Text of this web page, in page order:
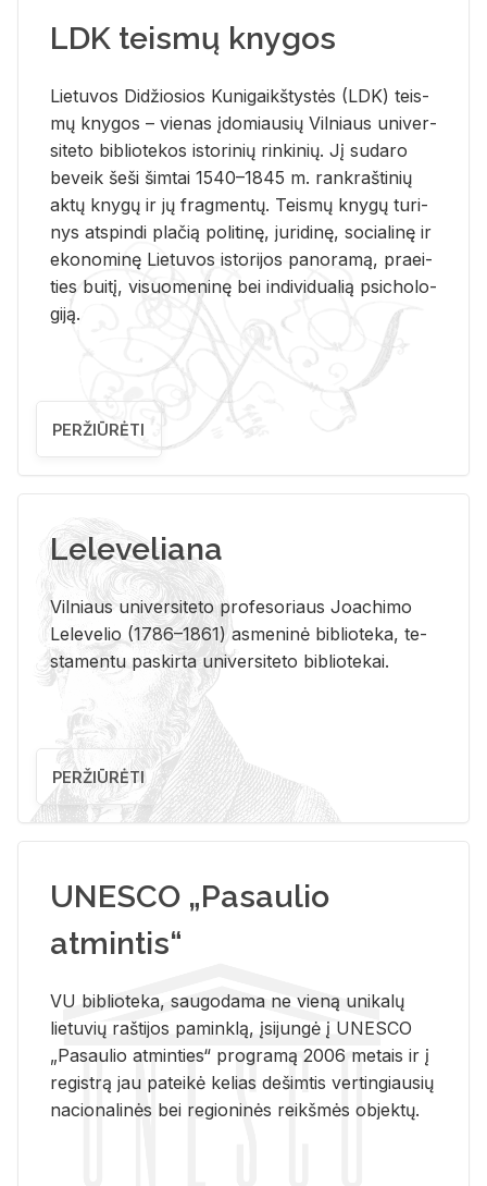
LDK teismų knygos
Lie­tu­vos Di­džio­sios Ku­ni­gaikš­tys­tės (LDK) teis­
mų kny­gos – vie­nas įdo­miau­sių Vil­niaus uni­ver­
si­te­to bi­b­lio­te­kos is­to­ri­nių rin­ki­nių. Jį su­da­ro
be­veik šeši šim­tai 1540–1845 m. rank­raš­ti­nių
aktų kny­gų ir jų frag­men­tų. Teis­mų kny­gų tu­ri­
nys at­spin­di pla­čią po­li­ti­nę, ju­ri­di­nę, so­cia­li­nę ir
eko­no­mi­nę Lie­tu­vos is­to­ri­jos pa­no­ra­mą, pra­ei­
ties bui­tį, vi­suo­me­ni­nę bei in­di­vi­dua­lią psi­cho­lo­
gi­ją.
PERŽIŪRĖTI
Leleveliana
Vil­niaus uni­ver­si­te­to pro­fe­so­riaus Jo­a­chi­mo
Le­le­ve­lio (1786–1861) as­me­ni­nė bi­b­lio­te­ka, te­
sta­men­tu pa­skir­ta uni­ver­si­te­to bi­b­lio­te­kai.
PERŽIŪRĖTI
UNESCO „Pasaulio
atmintis“
VU biblioteka, saugodama ne vieną unikalų
lietuvių raštijos paminklą, įsijungė į UNESCO
„Pasaulio atminties“ programą 2006 metais ir į
registrą jau pateikė kelias dešimtis vertingiausių
nacionalinės bei regioninės reikšmės objektų.